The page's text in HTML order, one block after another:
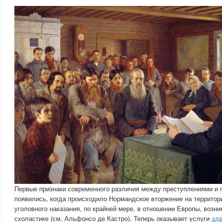
Первые признаки современного различия между преступлениями
появились, когда происходило Нормандское вторжение на
уголовного наказания, по крайней мере, в отношении Европы,
схоластике (см. Альфонсо де Кастро). Теперь оказывает услуги